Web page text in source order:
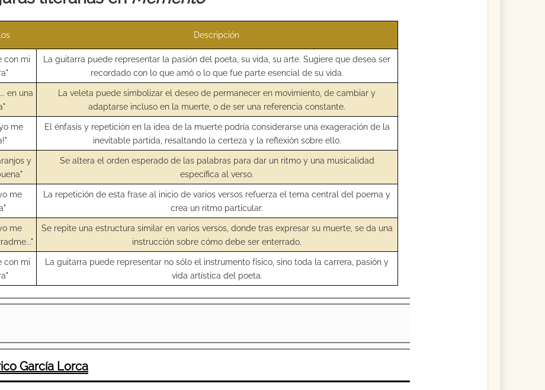
Descripción
con mi
La guitarra puede representar la pasión del poeta, su vida, su arte. Sugiere que desea ser
recordado con lo que amó o lo que fue parte esencial de su vida.
en una
La veleta puede simbolizar el deseo de permanecer en movimiento, de cambiar y
adaptarse incluso en la muerte, o de ser una referencia constante.
me
El énfasis y repetición en la idea de la muerte podría considerarse una exageración de la
inevitable partida, resaltando la certeza y la reflexión sobre ello.
y
Se altera el orden esperado de las palabras para dar un ritmo y una musicalidad
específica al verso.
me
La repetición de esta frase al inicio de varios versos refuerza el tema central del poema y
crea un ritmo particular.
me
Se repite una estructura similar en varios versos, donde tras expresar su muerte, se da una
instrucción sobre cómo debe ser enterrado.
con mi
La guitarra puede representar no sólo el instrumento físico, sino toda la carrera, pasión y
vida artística del poeta.
García Lorca